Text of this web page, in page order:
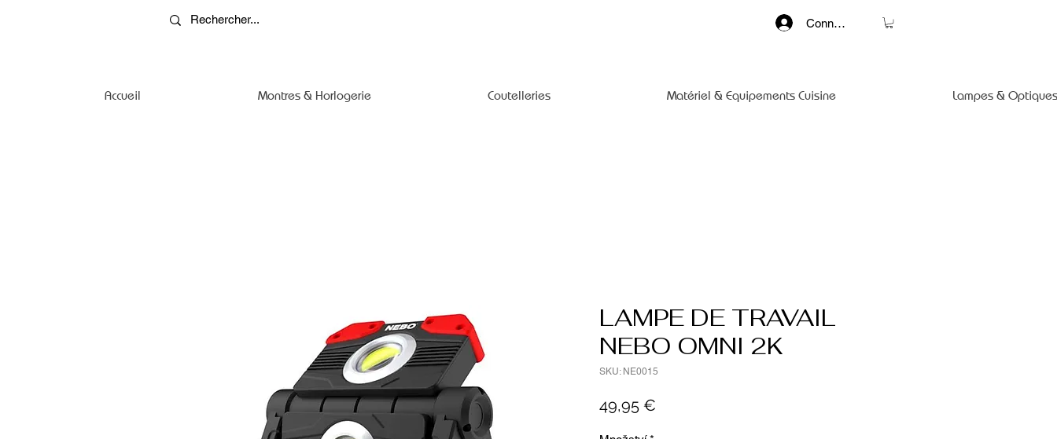
Connexion
Accueil Montres & Horlogerie Coutelleries Matériel & Equipements Cuisine Lampes &
LAMPE DE TRAVAIL
NEBO OMNI 2K
SKU: NE0015
49,95 €